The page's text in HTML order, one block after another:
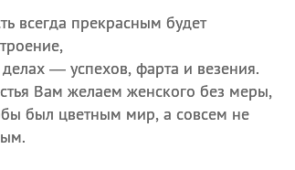
всегда прекрасным будет
— успехов, фарта и везения.
Вам желаем женского без меры,
был цветным мир, а совсем не